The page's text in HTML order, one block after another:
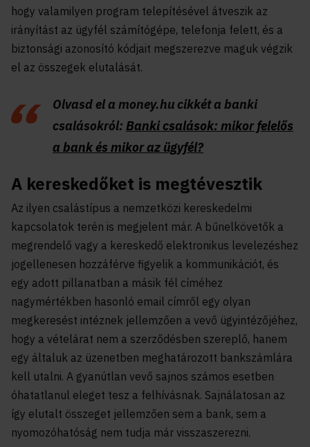
hogy valamilyen program telepítésével átveszik az
irányítást az ügyfél számítógépe, telefonja felett, és a
biztonsági azonosító kódjait megszerezve maguk végzik
el az összegek elutalását.
Olvasd el a money.hu cikkét a banki
csalásokról: Banki csalások: mikor felelős
a bank és mikor az ügyfél?
A kereskedőket is megtévesztik
Az ilyen csalástípus a nemzetközi kereskedelmi
kapcsolatok terén is megjelent már. A bűnelkövetők a
megrendelő vagy a kereskedő elektronikus levelezéshez
jogellenesen hozzáférve figyelik a kommunikációt, és
egy adott pillanatban a másik fél címéhez
nagymértékben hasonló email címről egy olyan
megkeresést intéznek jellemzően a vevő ügyintézőjéhez,
hogy a vételárat nem a szerződésben szereplő, hanem
egy általuk az üzenetben meghatározott bankszámlára
kell utalni. A gyanútlan vevő sajnos számos esetben
óhatatlanul eleget tesz a felhívásnak. Sajnálatosan az
így elutalt összeget jellemzően sem a bank, sem a
nyomozóhatóság nem tudja már visszaszerezni.